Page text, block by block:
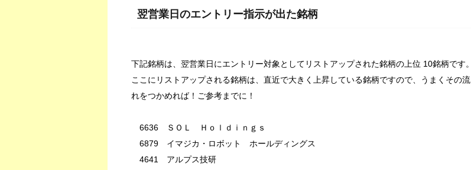
翌営業日のエントリー指示が出た銘柄
下記銘柄は、翌営業日にエントリー対象としてリストアップされた銘柄の上位 10銘柄です。
ここにリストアップされる銘柄は、直近で大きく上昇している銘柄ですので、うまくその流
れをつかめれば！ご参考までに！
6636 ＳＯＬ Ｈｏｌｄｉｎｇｓ
6879 イマジカ・ロボット ホールディングス
4641 アルプス技研